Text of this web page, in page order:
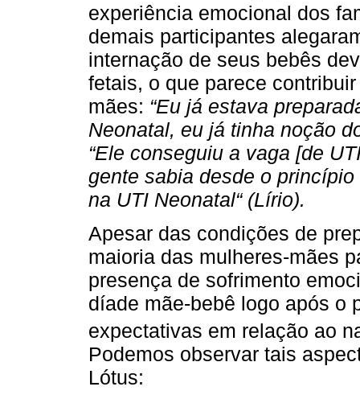
experiência emocional dos
demais participantes
internação de seus bebês
fetais, o que parece
mães: “Eu já estava
Neonatal, eu já tinha noção
“Ele conseguiu a vaga [de
gente sabia desde o
na UTI Neonatal“ (Lírio).
Apesar das condições de
maioria das mulheres-mães
presença de sofrimento
díade mãe-bebê logo após o
expectativas em relação ao
Podemos observar tais
Lótus: